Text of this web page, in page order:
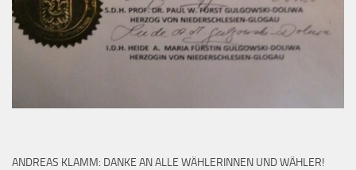
ANDREAS KLAMM: DANKE AN ALLE WÄHLERINNEN UND WÄHLER!